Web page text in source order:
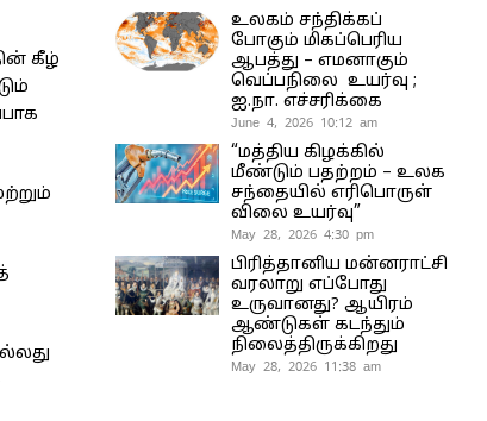
கீழ்
உலகம் சந்திக்கப்
போகும் மிகப்பெரிய
ஆபத்து – எமனாகும்
வெப்பநிலை உயர்வு ;
ஐ.நா. எச்சரிக்கை
June 4, 2026 10:12 am
“மத்திய கிழக்கில்
மீண்டும் பதற்றம் – உலக
சந்தையில் எரிபொருள்
விலை உயர்வு”
May 28, 2026 4:30 pm
பிரித்தானிய மன்னராட்சி
வரலாறு எப்போது
உருவானது? ஆயிரம்
ஆண்டுகள் கடந்தும்
நிலைத்திருக்கிறது
May 28, 2026 11:38 am